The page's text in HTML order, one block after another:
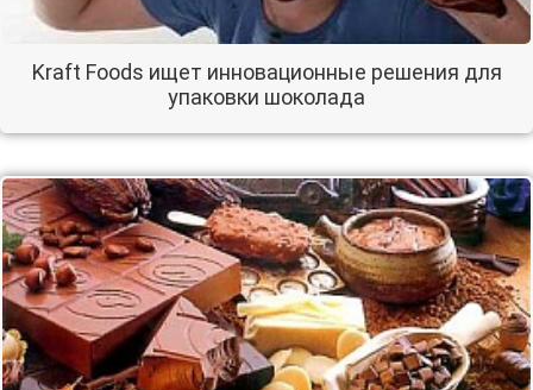
Kraft Foods ищет инновационные решения для
упаковки шоколада